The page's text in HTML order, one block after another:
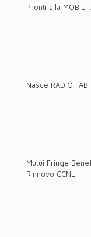
Pronti alla
Nasce RADIO FABI
Mutui Fringe
Rinnovo CCNL